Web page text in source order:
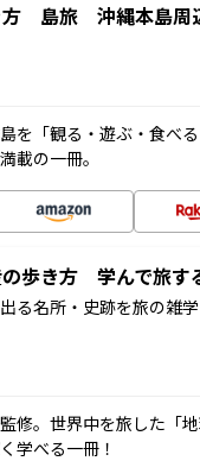
島旅 沖縄本島周
を「観る・遊ぶ・食
載の一冊。
歩き方 学んで旅す
る名所・史跡を旅の雑
修。世界中を旅した「
学べる一冊！